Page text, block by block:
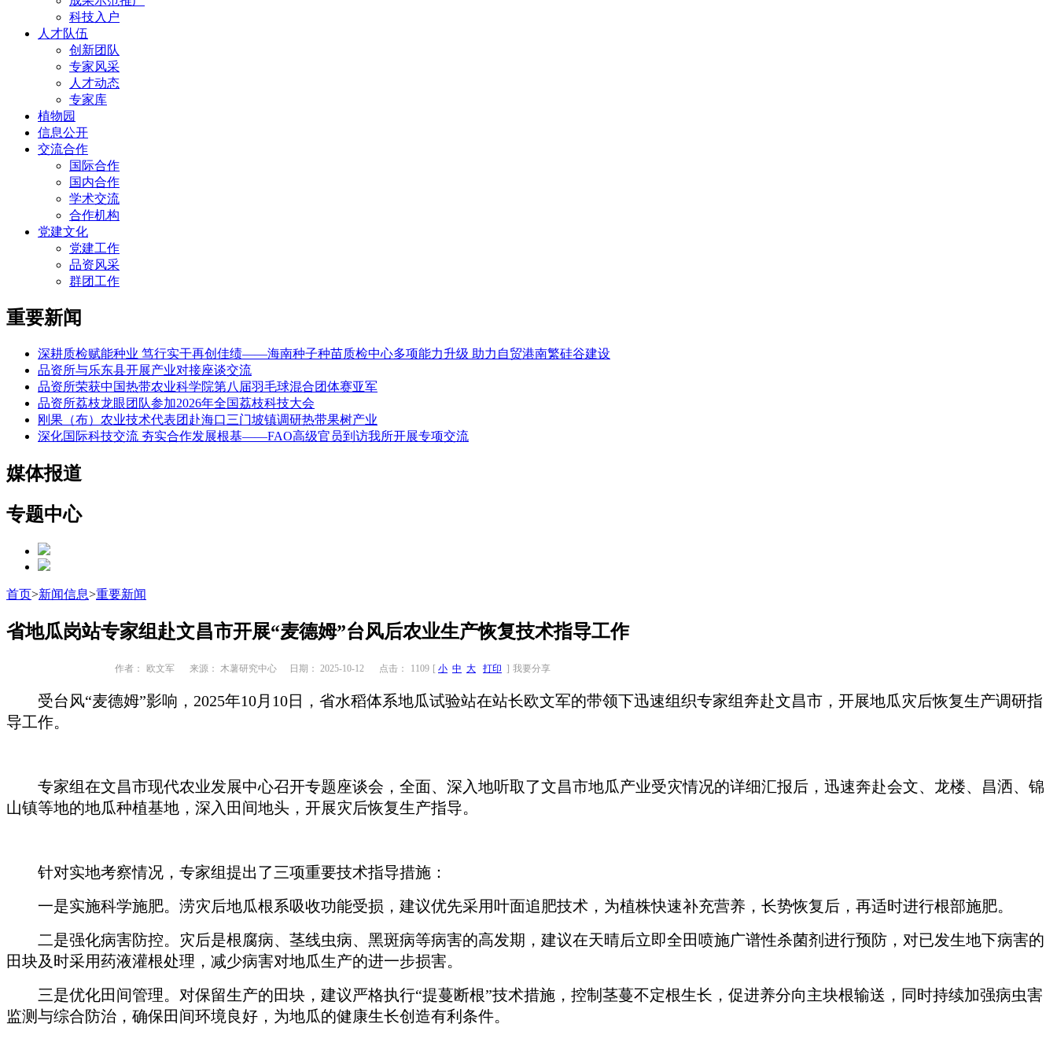
科技入户
人才队伍
创新团队
专家风采
人才动态
专家库
植物园
信息公开
交流合作
国际合作
国内合作
学术交流
合作机构
党建文化
党建工作
品资风采
群团工作
重要新闻
深耕质检赋能种业 笃行实干再创佳绩——海南种子种苗质检中心多项能力升级 助力自贸港南繁硅谷建设
品资所与乐东县开展产业对接座谈交流
品资所荣获中国热带农业科学院第八届羽毛球混合团体赛亚军
品资所荔枝龙眼团队参加2026年全国荔枝科技大会
刚果（布）农业技术代表团赴海口三门坡镇调研热带果树产业
深化国际科技交流 夯实合作发展根基——FAO高级官员到访我所开展专项交流
媒体报道
专题中心
首页>新闻信息>重要新闻
省地瓜岗站专家组赴文昌市开展“麦德姆”台风后农业生产恢复技术指导工作
作者： 欧文军 来源： 木薯研究中心 日期： 2025-10-12 点击： 1109 [ 小 中 大 打印 ] 我要分享
受台风“麦德姆”影响，2025年10月10日，省水稻体系地瓜试验站在站长欧文军的带领下迅速组织专家组奔赴文昌市，开展地瓜灾后恢复生产调研指
导工作。
专家组在文昌市现代农业发展中心召开专题座谈会，全面、深入地听取了文昌市地瓜产业受灾情况的详细汇报后，迅速奔赴会文、龙楼、昌洒、锦
山镇等地的地瓜种植基地，深入田间地头，开展灾后恢复生产指导。
针对实地考察情况，专家组提出了三项重要技术指导措施：
一是实施科学施肥。涝灾后地瓜根系吸收功能受损，建议优先采用叶面追肥技术，为植株快速补充营养，长势恢复后，再适时进行根部施肥。
二是强化病害防控。灾后是根腐病、茎线虫病、黑斑病等病害的高发期，建议在天晴后立即全田喷施广谱性杀菌剂进行预防，对已发生地下病害的
田块及时采用药液灌根处理，减少病害对地瓜生产的进一步损害。
三是优化田间管理。对保留生产的田块，建议严格执行“提蔓断根”技术措施，控制茎蔓不定根生长，促进养分向主块根输送，同时持续加强病虫害
监测与综合防治，确保田间环境良好，为地瓜的健康生长创造有利条件。